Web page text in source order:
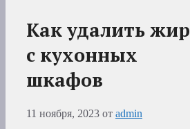
Как удалить жир
с кухонных
шкафов
11 ноября, 2023 от admin